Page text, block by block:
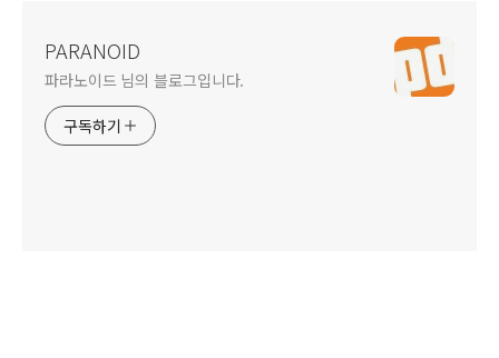
PARANOID
파라노이드 님의 블로그입니다.
구독하기